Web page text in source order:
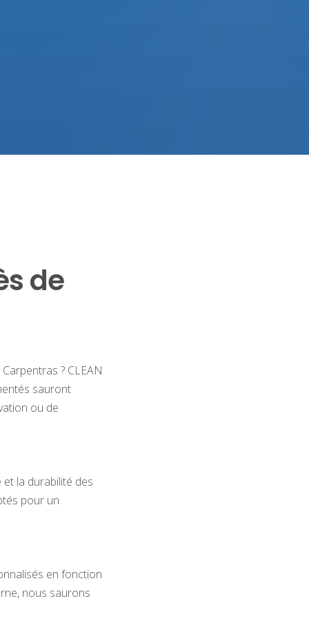
de
? CLEAN
sauront
ou de
la durabilité des
pour un
en fonction
nous saurons